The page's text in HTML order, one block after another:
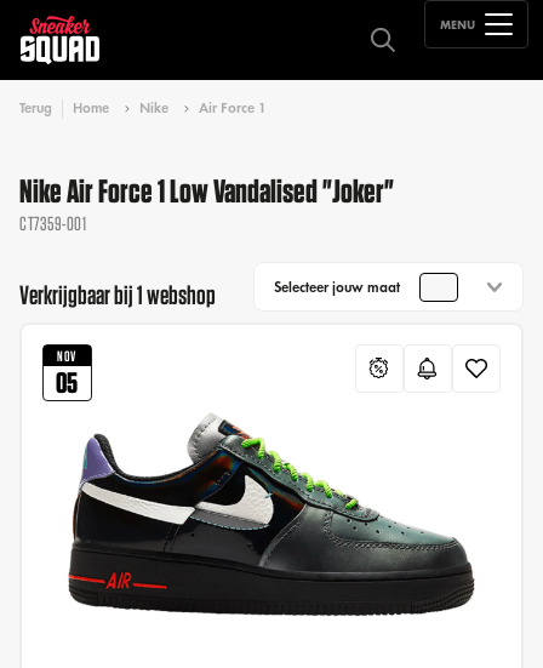
MENU
Terug Home Nike Air Force 1
Nike Air Force 1 Low Vandalised "Joker"
CT7359-001
Verkrijgbaar bij 1 webshop Selecteer jouw maat
NOV
05